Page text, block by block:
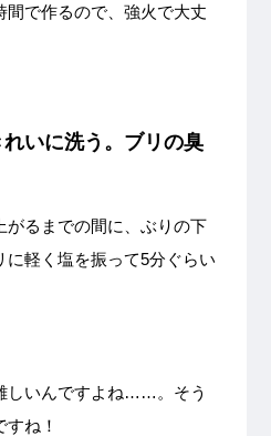
間で作るので、強火で大丈
いに洗う。ブリの臭
がるまでの間に、ぶりの下
軽く塩を振って5分ぐらい
しいんですよね……。そう
ね！